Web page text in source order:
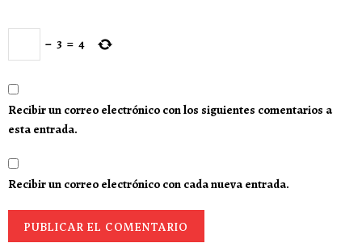
− 3 = 4
Recibir un correo electrónico con los siguientes comentarios a
esta entrada.
Recibir un correo electrónico con cada nueva entrada.